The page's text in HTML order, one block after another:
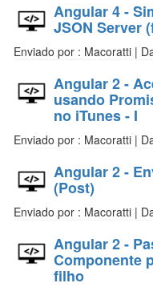
Angular 4 -
JSON Server
Enviado por : Macoratti |
Angular 2 -
usando
no iTunes - I
Enviado por : Macoratti |
Angular 2 -
(Post)
Enviado por : Macoratti |
Angular 2 -
Componente
filho